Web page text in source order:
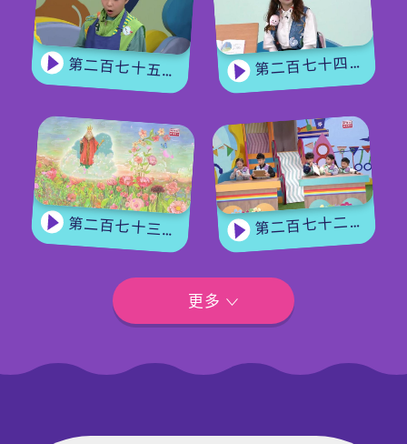
第二百七十五集 - 【手作Easy Job】 盆栽磨菇 【Yummy Time】仲夏蝴蝶粉 第二百七十四集 - 《花神的奖励》下集
第二百七十三集 - 《花神的奖励》上集 第二百七十二集 - 【玩转星期五】眼力大挑战
更多